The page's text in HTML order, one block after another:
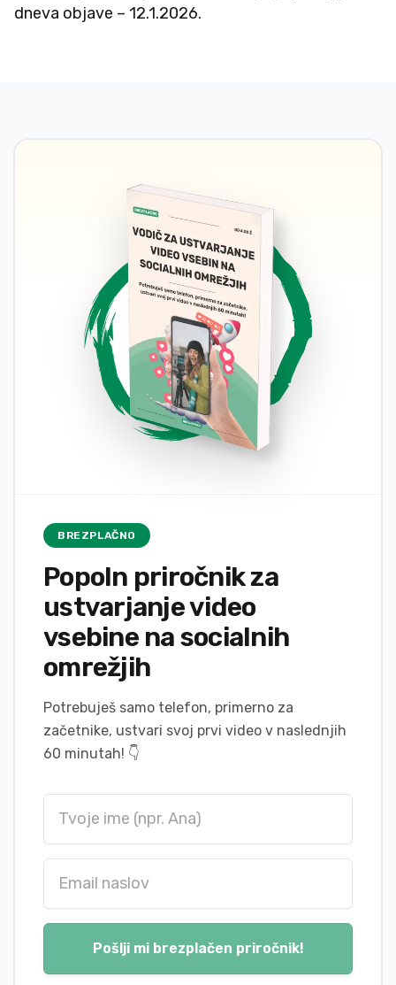
dneva objave – 12.1.2026.
BREZPLAČNO
Popoln priročnik za
ustvarjanje video
vsebine na socialnih
omrežjih
Potrebuješ samo telefon, primerno za
začetnike, ustvari svoj prvi video v naslednjih
60 minutah! 👇
Pošlji mi brezplačen priročnik!